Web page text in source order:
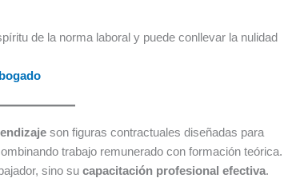
de la norma laboral y puede conllevar la nulidad
son figuras contractuales diseñadas para
trabajo remunerado con formación teórica.
sino sucapacitación profesional efectiva.